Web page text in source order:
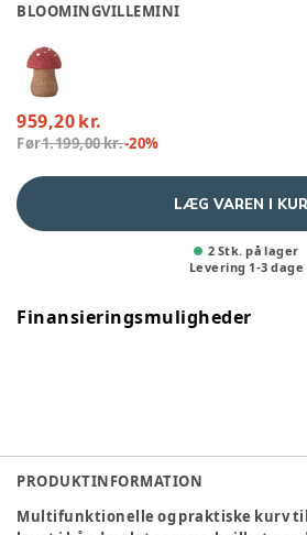
BLOOMINGVILLEMINI
959,20 kr.
Før1.199,00 kr.-20%
LÆG VAREN I
2 Stk. på lager
Levering 1-3 dage
Finansieringsmuligheder
PRODUKTINFORMATION
Multifunktionelle og praktiske kurv